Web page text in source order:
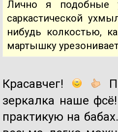
Лично я подобные
саркастической
нибудь колкостью,
мартышку
Красавчег!
зеркалка наше
практикую на